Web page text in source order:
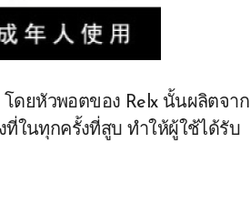
ดยหัวพอตของ Relx นั้นผลิตจาก
ในทุกครั้งที่สูบ ทำให้ผู้ใช้ได้รับ